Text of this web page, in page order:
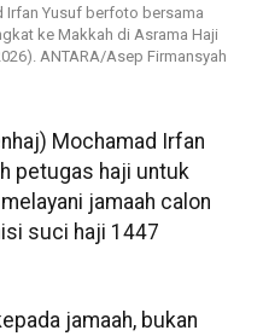
Irfan Yusuf berfoto bersama
ke Makkah di Asrama Haji
ANTARA/Asep Firmansyah
Mochamad Irfan
petugas haji untuk
jamaah calon
suci haji 1447
jamaah, bukan